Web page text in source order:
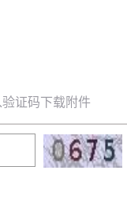
证码下载附件